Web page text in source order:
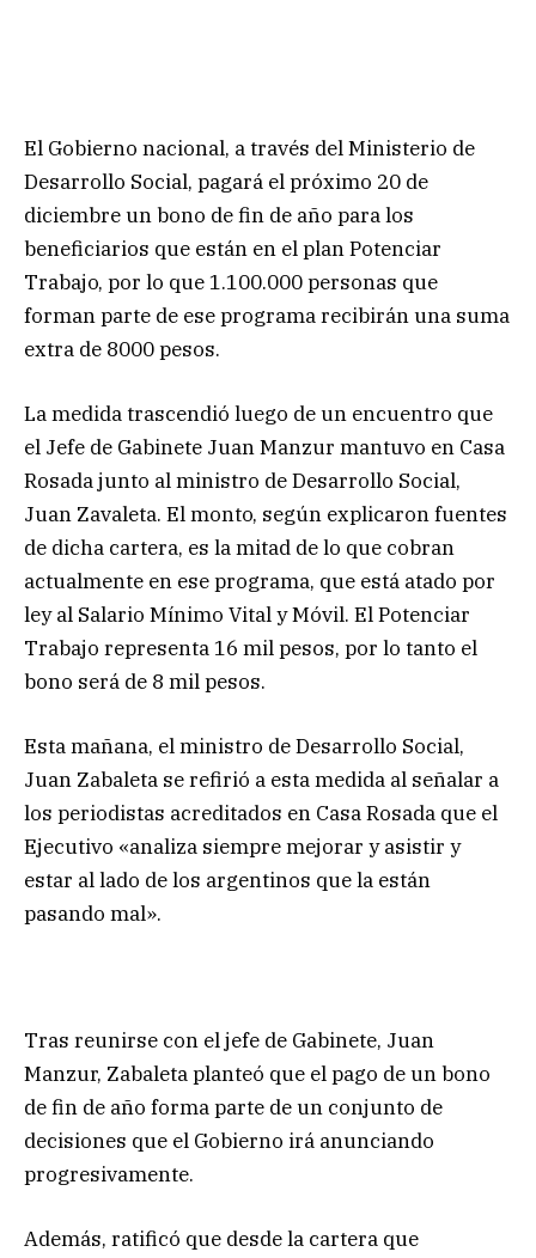
El Gobierno nacional, a través del Ministerio de
Desarrollo Social, pagará el próximo 20 de
diciembre un bono de fin de año para los
beneficiarios que están en el plan Potenciar
Trabajo, por lo que 1.100.000 personas que
forman parte de ese programa recibirán una suma
extra de 8000 pesos.
La medida trascendió luego de un encuentro que
el Jefe de Gabinete Juan Manzur mantuvo en Casa
Rosada junto al ministro de Desarrollo Social,
Juan Zavaleta. El monto, según explicaron fuentes
de dicha cartera, es la mitad de lo que cobran
actualmente en ese programa, que está atado por
ley al Salario Mínimo Vital y Móvil. El Potenciar
Trabajo representa 16 mil pesos, por lo tanto el
bono será de 8 mil pesos.
Esta mañana, el ministro de Desarrollo Social,
Juan Zabaleta se refirió a esta medida al señalar a
los periodistas acreditados en Casa Rosada que el
Ejecutivo «analiza siempre mejorar y asistir y
estar al lado de los argentinos que la están
pasando mal».
Tras reunirse con el jefe de Gabinete, Juan
Manzur, Zabaleta planteó que el pago de un bono
de fin de año forma parte de un conjunto de
decisiones que el Gobierno irá anunciando
progresivamente.
Además, ratificó que desde la cartera que